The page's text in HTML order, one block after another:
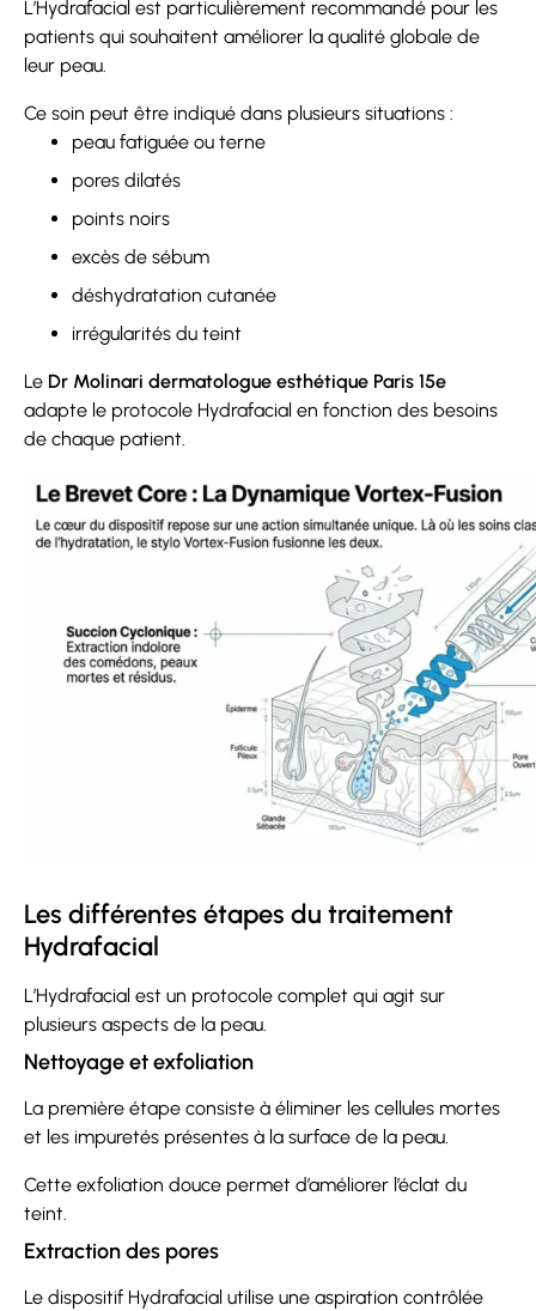
L’Hydrafacial est particulièrement recommandé pour les
patients qui souhaitent améliorer la qualité globale de
leur peau.
Ce soin peut être indiqué dans plusieurs situations :
peau fatiguée ou terne
pores dilatés
points noirs
excès de sébum
déshydratation cutanée
irrégularités du teint
Le Dr Molinari dermatologue esthétique Paris 15e
adapte le protocole Hydrafacial en fonction des besoins
de chaque patient.
Les différentes étapes du traitement
Hydrafacial
L’Hydrafacial est un protocole complet qui agit sur
plusieurs aspects de la peau.
Nettoyage et exfoliation
La première étape consiste à éliminer les cellules mortes
et les impuretés présentes à la surface de la peau.
Cette exfoliation douce permet d’améliorer l’éclat du
teint.
Extraction des pores
Le dispositif Hydrafacial utilise une aspiration contrôlée